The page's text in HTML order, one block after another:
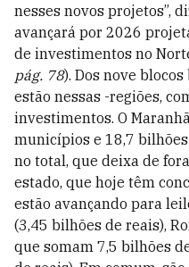
nesses novos projetos”,
avançará por 2026
de investimentos no
pág. 78). Dos nove
estão nessas -regiões,
investimentos. O
municípios e 18,7
no total, que deixa de
estado, que hoje têm
estão avançando para
(3,45 bilhões de reais),
que somam 7,5 bilhões